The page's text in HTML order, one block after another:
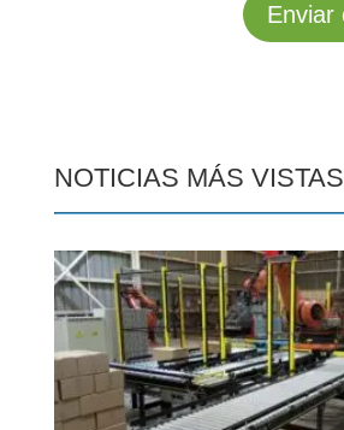
NOTICIAS MÁS VISTAS